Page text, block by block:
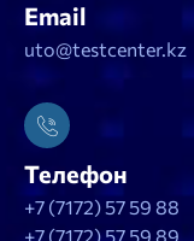
Email
uto@testcenter.kz
Телефон
+7 (7172) 57 59 88
+7 (7172) 57 59 89